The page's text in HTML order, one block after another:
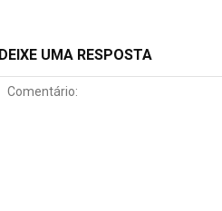
DEIXE UMA RESPOSTA